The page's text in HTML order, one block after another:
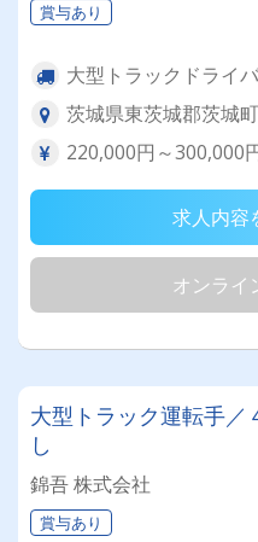
賞与あり
大型トラックドライ
茨城県東茨城郡茨城町
220,000円～300,000
求人内容
オンライ
大型トラック運転手／
し
錦吾 株式会社
賞与あり